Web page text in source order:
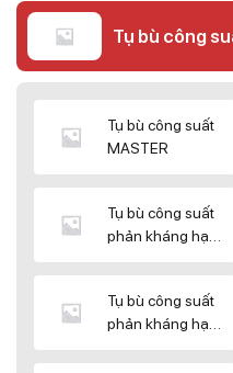
Tụ bù công
Tụ bù công suất
MASTER
Tụ bù công suất
phản kháng hạ
Tụ bù công suất
phản kháng hạ